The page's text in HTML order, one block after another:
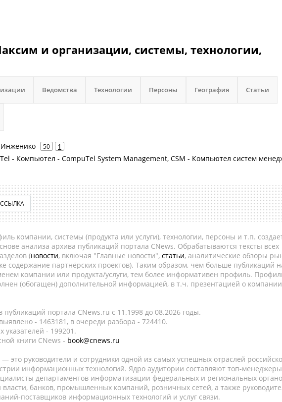
и организации, системы, технологии,
Ведомства Технологии Персоны География Статьи
50 1
- Компьютел - CompuTel System Management, CSM - Компьютел систем
компании, системы (продукта или услуги), технологии, персоны и т.п.
анализа архива публикаций портала CNews. Обрабатываются тексты всех
(новости, включая "Главные новости", статьи, аналитические обзоры
содержание партнёрских проектов). Таким образом, чем больше публикаций
компании или продукта/услуги, тем более информативен профиль.
(обогащен) дополнительной информацией, в т.ч. презентацией о
публикаций портала CNews.ru c 11.1998 до 08.2026 годы.
- 1463181, в очереди разбора - 724410.
указателей - 199201.
книги CNews - book@cnews.ru
— это руководители и сотрудники одной из самых успешных отраслей
информационных технологий. Ядро аудитории составляют топ-
департаментов информатизации федеральных и региональных
власти, банков, промышленных компаний, розничных сетей, а также
поставщиков информационных технологий и услуг связи.